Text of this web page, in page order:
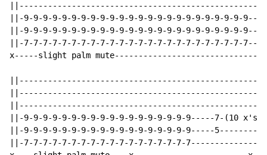
||-9-9-9-9-9-9-9-9-9-9-9-9-9-9-9-9-9-9-9-9-9-9-9-9--||
||-9-9-9-9-9-9-9-9-9-9-9-9-9-9-9-9-9-9-9-9-9-9-9-9--||
||-7-7-7-7-7-7-7-7-7-7-7-7-7-7-7-7-7-7-7-7-7-7-7-7--||
x-----slight palm
||-9-9-9-9-9-9-9-9-9-9-9-9-9-9-9-9-9-9-----7-(10
||-9-9-9-9-9-9-9-9-9-9-9-9-9-9-9-9-9-9-----
||-7-7-7-7-7-7-7-7-7-7-7-7-7-7-7-7-7-